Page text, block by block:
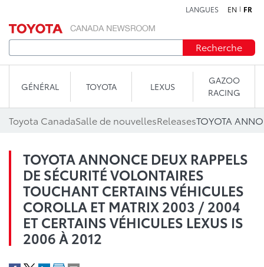
LANGUES EN FR
Recherche
GÉNÉRAL TOYOTA LEXUS
GAZOO
RACING
Toyota CanadaSalle de nouvellesReleases
TOYOTA ANNONCE DEUX RAPPELS
DE SÉCURITÉ VOLONTAIRES
TOUCHANT CERTAINS VÉHICULES
COROLLA ET MATRIX 2003 / 2004
ET CERTAINS VÉHICULES LEXUS IS
2006 À 2012